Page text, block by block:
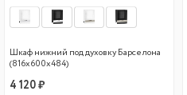
Шкаф нижний под духовку Барселона
(816х600х484)
4 120 ₽